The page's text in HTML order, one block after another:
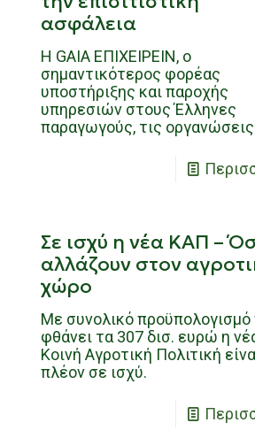
ασφάλεια
H GAIA ΕΠΙΧΕΙΡΕΙΝ, ο
σημαντικότερος φορέας
υποστήριξης και παροχής
υπηρεσιών στους Έλληνες
παραγωγούς, τις οργανώσεις
Σε ισχύ η νέα ΚΑΠ –
αλλάζουν στον
χώρο
Με συνολικό προϋπολογισμό
φθάνει τα 307 δισ. ευρώ η
Κοινή Αγροτική Πολιτική
πλέον σε ισχύ.